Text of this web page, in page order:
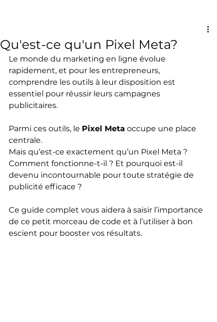
Qu'est-ce qu'un Pixel Meta?
Le monde du marketing en ligne évolue
rapidement, et pour les entrepreneurs,
comprendre les outils à leur disposition est
essentiel pour réussir leurs campagnes
publicitaires.
Parmi ces outils, le Pixel Meta occupe une place
centrale.
Mais qu’est-ce exactement qu’un Pixel Meta ?
Comment fonctionne-t-il ? Et pourquoi est-il
devenu incontournable pour toute stratégie de
publicité efficace ?
Ce guide complet vous aidera à saisir l’importance
de ce petit morceau de code et à l’utiliser à bon
escient pour booster vos résultats.